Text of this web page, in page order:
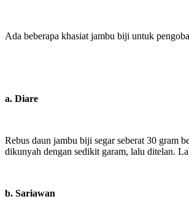
Ada beberapa khasiat jambu biji untuk
a. Diare
Rebus daun jambu biji segar seberat 30 gram
dikunyah dengan sedikit garam, lalu ditelan.
b. Sariawan